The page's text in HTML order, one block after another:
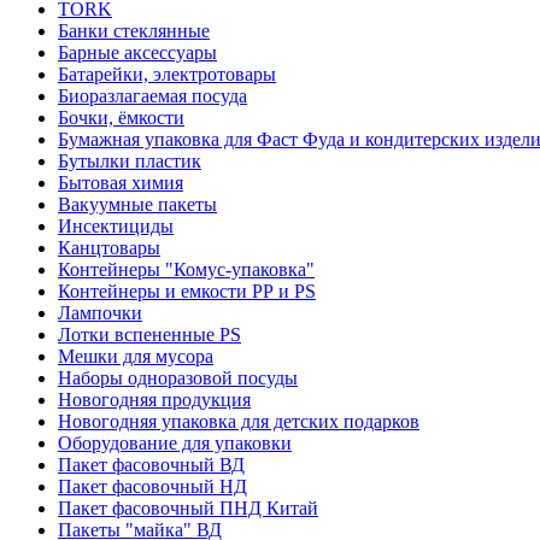
TORK
Банки стеклянные
Барные аксессуары
Батарейки, электротовары
Биоразлагаемая посуда
Бочки, ёмкости
Бумажная упаковка для Фаст Фуда и кондитерских
Бутылки пластик
Бытовая химия
Вакуумные пакеты
Инсектициды
Канцтовары
Контейнеры "Комус-упаковка"
Контейнеры и емкости РР и PS
Лампочки
Лотки вспененные PS
Мешки для мусора
Наборы одноразовой посуды
Новогодняя продукция
Новогодняя упаковка для детских подарков
Оборудование для упаковки
Пакет фасовочный ВД
Пакет фасовочный НД
Пакет фасовочный ПНД Китай
Пакеты "майка" ВД